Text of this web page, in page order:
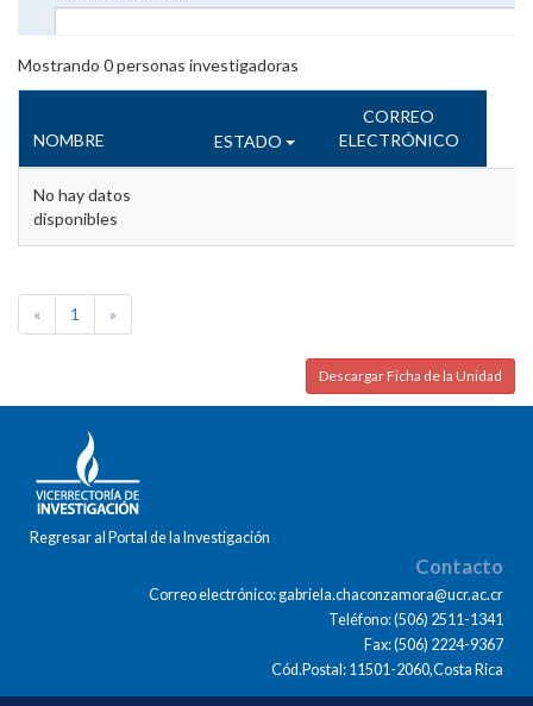
Mostrando 0personas investigadoras
NOMBRE ESTADO
CORREO
ELECTRÓNICO
No hay datos
disponibles
« 1 »
Descargar Ficha de la Unidad
Regresar al Portal de la Investigación
Contacto
Correo electrónico: gabriela.chaconzamora@ucr.ac.cr
Teléfono: (506) 2511-1341
Fax: (506) 2224-9367
Cód.Postal: 11501-2060,Costa Rica